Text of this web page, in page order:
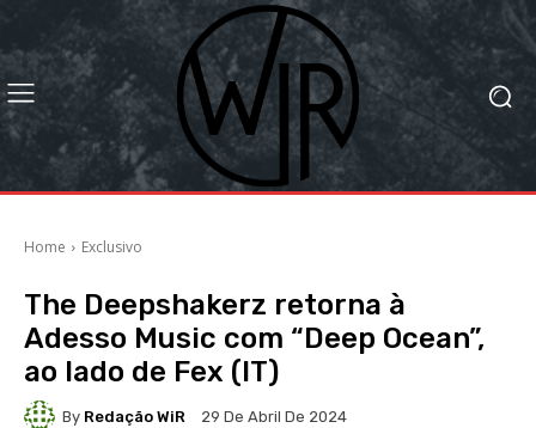
Home Exclusivo
The Deepshakerz retorna à
Adesso Music com “Deep Ocean”,
ao lado de Fex (IT)
By Redação WiR 29 De Abril De 2024